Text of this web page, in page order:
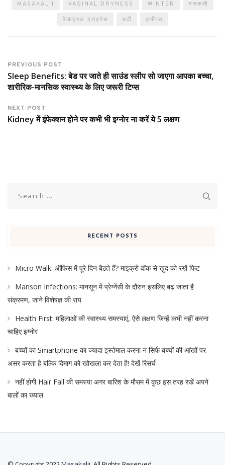
MASAKALII VAGINAL DRYNESS WINTER मसकली
वेजाइनल ड्राइनेस सर्दी हार्मोन्स
PREVIOUS POST
Sleep Benefits: बेड पर जाते ही साउंड स्लीप सो जाएगा आपका बच्चा,
शारीरिक-मानसिक स्वास्थ्य के लिए जरूरी टिप्स
NEXT POST
Kidney में इंफेक्शन होने पर कभी भी इग्नोर ना करें ये 5 लक्षण
RECENT POSTS
Micro Walk: ऑफिस में पूरे दिन बैठते हैं? माइक्रो वॉक से खुद को रखें फिट
Manson Infections: मानसून में प्रेग्नेंसी के दौरान इसलिए बढ़ जाता है
संक्रमण, जाने विशेषज्ञ की राय
Health First: महिलाओं की स्वास्थ्य समस्याएं, ऐसे लक्षण जिन्हें कभी नहीं करना
चाहिए इग्नोर
बच्चों का Smartphone का ज्यादा इस्तेमाल करना न सिर्फ बच्चों की आंखों पर
असर करता है बल्कि दिमाग को खोखला कर देता है! देखें रिसर्च
नहीं होगी Hair Fall की समस्या अगर बारिश के मौसम में कुछ इस तरह रखें अपने
बालों का ख्याल